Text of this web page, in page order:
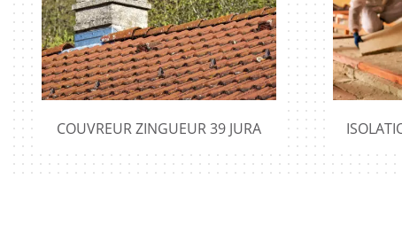
COUVREUR ZINGUEUR 39 JURA